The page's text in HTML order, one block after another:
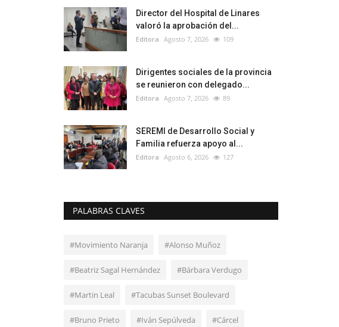
Director del Hospital de Linares
valoró la aprobación del...
Editora Agosto 7, 2026 109
Dirigentes sociales de la provincia
se reunieron con delegado...
Editora Agosto 7, 2026 89
SEREMI de Desarrollo Social y
Familia refuerza apoyo al...
Editora Agosto 6, 2026 127
PALABRAS CLAVES
#Movimiento Naranja #Alonso Muñoz
#Beatriz Sagal Hernández #Bárbara Verdugo
#Martin Leal #Tacubas Sunset Boulevard
#Bruno Prieto #Iván Sepúlveda #Cárcel